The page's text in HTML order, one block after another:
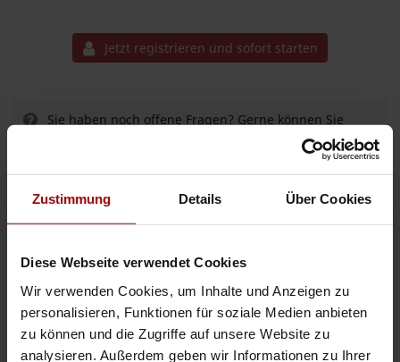
Zustimmung Details Über Cookies
Diese Webseite verwendet Cookies
Wir verwenden Cookies, um Inhalte und Anzeigen zu
personalisieren, Funktionen für soziale Medien anbieten
zu können und die Zugriffe auf unsere Website zu
analysieren. Außerdem geben wir Informationen zu Ihrer
Jetzt registrieren und sofort starten
Sie haben noch offene Fragen? Gerne können Sie
ANZEIGEN
Auftrag vergeben
Auftrag suchen
Aktuelle Aufträge
Aktuelle Gesuche